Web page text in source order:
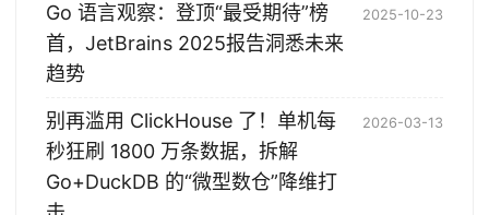
Go 语言观察：登顶“最受期待”榜
首，JetBrains 2025报告洞悉未来
趋势
2025-10-23
别再滥用 ClickHouse 了！单机每
秒狂刷 1800 万条数据，拆解
Go+DuckDB 的“微型数仓”降维打
2026-03-13